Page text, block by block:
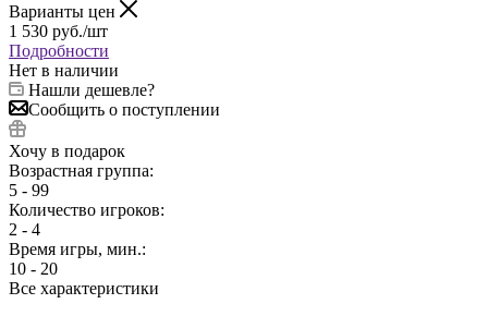
Варианты цен
1 530 руб./шт
Подробности
Нет в наличии
Нашли дешевле?
Сообщить о поступлении
Хочу в подарок
Возрастная группа:
5 - 99
Количество игроков:
2 - 4
Время игры, мин.:
10 - 20
Все характеристики